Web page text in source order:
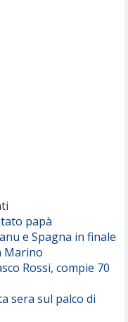
papà
e Spagna in finale
Marino
Rossi, compie 70
sera sul palco di